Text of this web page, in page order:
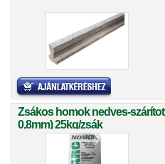
Zsákos homok nedves-
0,8mm) 25kg/zsák